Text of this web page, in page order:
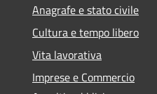
Anagrafe e stato civile
Cultura e tempo libero
Vita lavorativa
Imprese e Commercio